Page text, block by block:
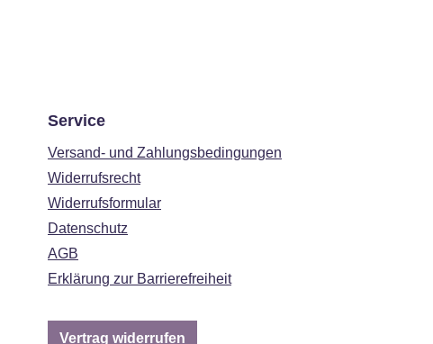
Service
Versand- und Zahlungsbedingungen
Widerrufsrecht
Widerrufsformular
Datenschutz
AGB
Erklärung zur Barrierefreiheit
Vertrag widerrufen